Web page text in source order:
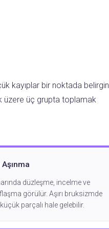
kayıplar bir noktada belirgin
üzere üç grupta toplamak
düzleşme, incelme ve
görülür. Aşırı bruksizmde
parçalı hale gelebilir.